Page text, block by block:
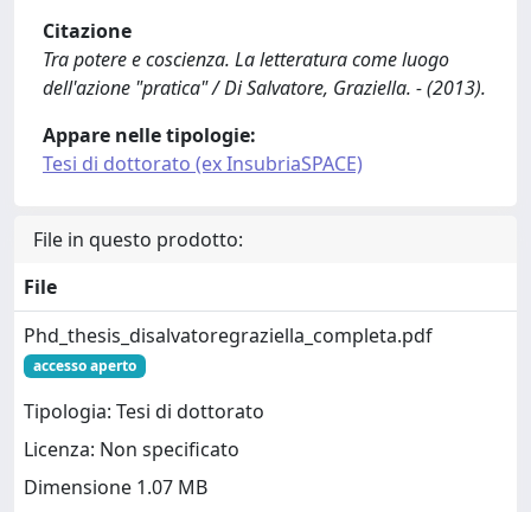
Citazione
Tra potere e coscienza. La letteratura come luogo
dell'azione "pratica" / Di Salvatore, Graziella. - (2013).
Appare nelle tipologie:
Tesi di dottorato (ex InsubriaSPACE)
File in questo prodotto:
File
Phd_thesis_disalvatoregraziella_completa.pdf
accesso aperto
Tipologia: Tesi di dottorato
Licenza: Non specificato
Dimensione 1.07 MB